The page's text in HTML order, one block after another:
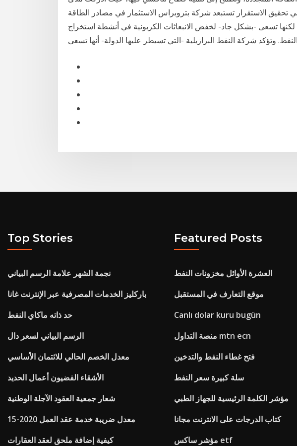
تحقيق الاستقرار تستبعد شركة بتروبراس الاستثمار في مصادر الطاقة
تسعى -بشكل جاد- لخفض الانبعاثات الكربونية في أنشطة استخراج
النفط. وتؤكد شركة النفط البرازيلية -التي تسيطر عليها الدولة- أنها تسعى
Top Stories
نجمة الشهر علامة الرسم البياني
باركليز الخدمات المصرفية عبر الإنترنت غانا
حد ذاته ماكاي النفط
الرسم البياني لسعر دال
معدل الخصم الحالي للائتمان الأساسي
الأشقاء الفضيون أعمال الحديد
شعار جمعية العقود الآجلة الوطنية
معدل ضريبة خدمة عقد العمل 2020-15
كيفية إضافة ملحق لعقد العقارات
Featured Posts
العشرة الأوائل مخزونات النفط
موقع التعارف في المستقبل
Canlı dolar kuru bugün
منصة التداول mtn ecn
فتح غطاء النفط والتدخين
سلة كبيرة سعر النفط
مؤشر الكلمة الرئيسية للجهاز الطبي
كتاب الدرجات على الانترنت مجانا
مؤشر ساكس etf